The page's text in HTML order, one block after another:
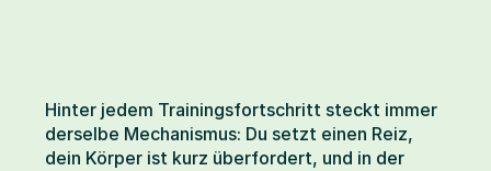
Hinter jedem Trainingsfortschritt steckt immer
derselbe Mechanismus: Du setzt einen Reiz,
dein Körper ist kurz überfordert, und in der